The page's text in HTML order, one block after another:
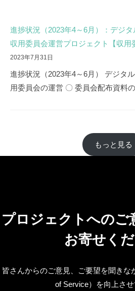
進捗状況（2023年4～6月）：デジ
収用委員会運営プロジェクト【収用
2023年7月31日
進捗状況（2023年4～6月） デジタ
用委員会の運営 〇 委員会配布資料
もっと見る
プロジェクトへのご
お寄せく
皆さんからのご意見、ご要望を聞きな
of Service）を向上さ